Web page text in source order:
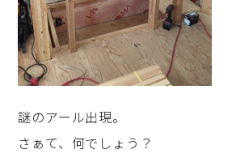
謎のアール出現。
さぁて、何でしょう？